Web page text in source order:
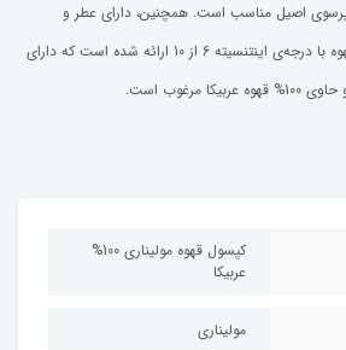
اصیل مناسب است. همچنین، دارای عطر و
رایحه‌ی دلنشینی است. این قهوه با درجه‌ی اینتنسیته 6 از 10 ارائه شده است که دارای
است.
کپسول قهوه مولیناری 100%
عربیکا
مولیناری